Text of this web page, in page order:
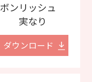
ボンリッシュ
実なり
ダウンロード